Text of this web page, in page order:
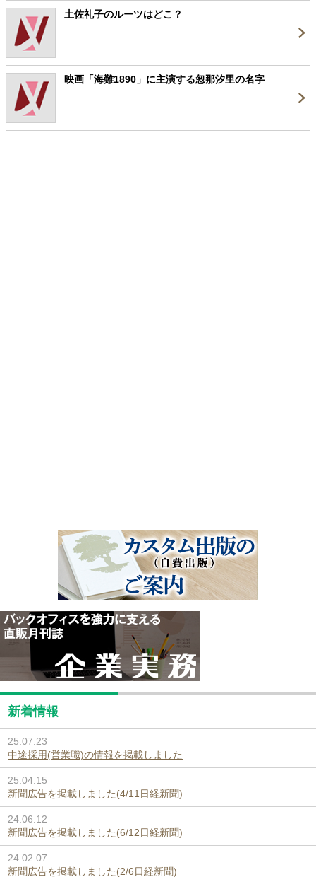
土佐礼子のルーツはどこ？
映画「海難1890」に主演する怱那汐里の名字
新着情報
25.07.23
中途採用(営業職)の情報を掲載しました
25.04.15
新聞広告を掲載しました(4/11日経新聞)
24.06.12
新聞広告を掲載しました(6/12日経新聞)
24.02.07
新聞広告を掲載しました(2/6日経新聞)